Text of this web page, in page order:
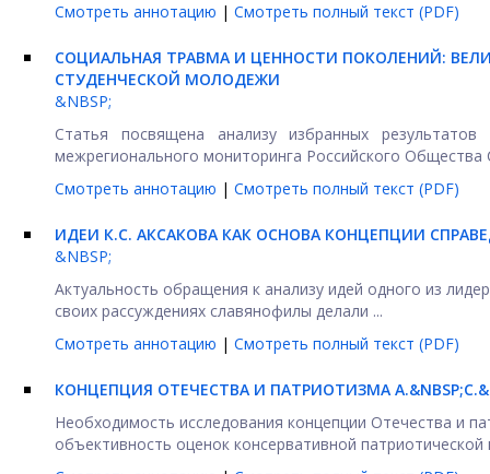
Смотреть аннотацию | Смотреть полный текст (PDF)
СОЦИАЛЬНАЯ ТРАВМА И ЦЕННОСТИ ПОКОЛЕНИЙ:
СТУДЕНЧЕСКОЙ МОЛОДЕЖИ
&NBSP;
Статья посвящена анализу избранных
межрегионального мониторинга Российского
Смотреть аннотацию | Смотреть полный текст (PDF)
ИДЕИ К.С. АКСАКОВА КАК ОСНОВА КОНЦЕПЦИИ
&NBSP;
Актуальность обращения к анализу идей одного из
своих рассуждениях славянофилы делали ...
Смотреть аннотацию | Смотреть полный текст (PDF)
КОНЦЕПЦИЯ ОТЕЧЕСТВА И ПАТРИОТИЗМА
Необходимость исследования концепции Отечества и
объективность оценок консервативной